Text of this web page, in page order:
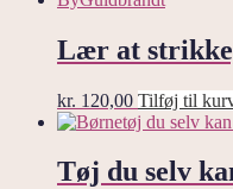
Lær at
kr. 120,00 Tilføj til
Tøj du selv